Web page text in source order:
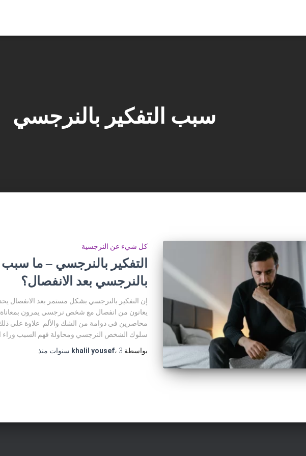
سبب التفكير بالنرجسي
كل شيء عن النرجسية
التفكير بالنرجسي – ما
بالنرجسي بعد الانفصال؟
إن التفكير بالنرجسي بشكل مستمر بعد الانفصال
يعانون من انفصال مع شخص نرجسي يمرون
محاصرين في دوامة من الشك والألم. علاوة على
سلوك الشخص النرجسي ومحاولة فهم السبب وراء
بواسطة
khalil yousef، 3 سنوات منذ